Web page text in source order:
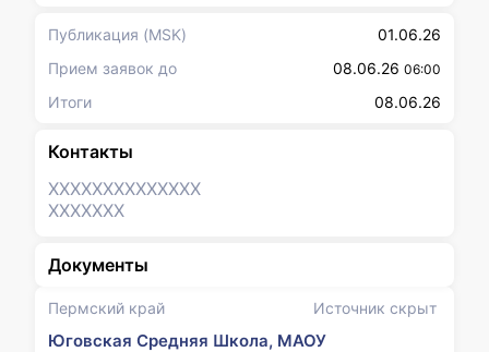
Пермский край Источник скрыт
Юговская Средняя Школа, МАОУ
Публикация (MSK)
01.06.26
Прием заявок до
08.06.26 06:00
Итоги 08.06.26
Контакты
XXXXXXXXXXXXXX
XXXXXXX
Документы